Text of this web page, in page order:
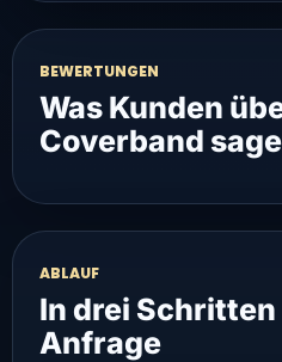
BEWERTUNGEN
Was Kunden
Coverband
ABLAUF
In drei
Anfrage